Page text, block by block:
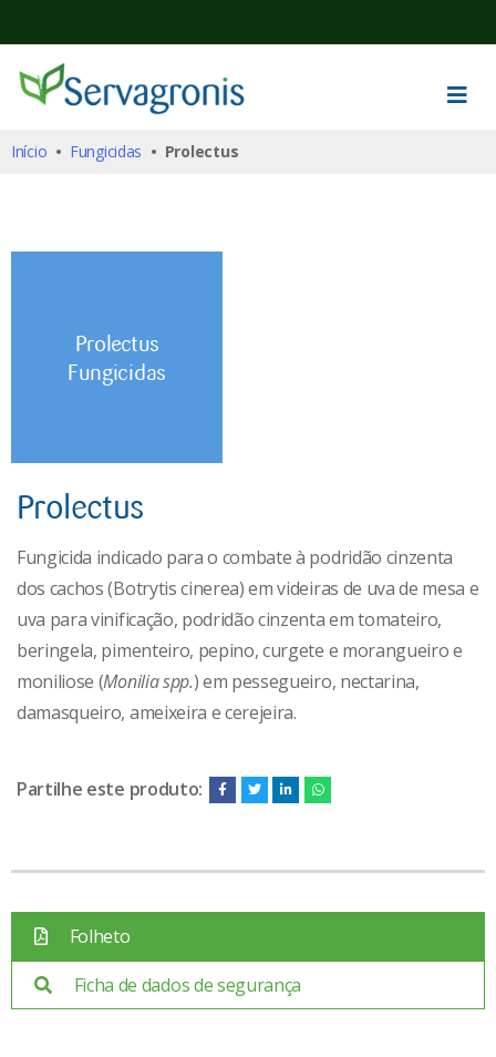
Início • Fungicidas • Prolectus
Prolectus
Fungicidas
Prolectus
Fungicida indicado para o combate à podridão cinzenta
dos cachos (Botrytis cinerea) em videiras de uva de mesa e
uva para vinificação, podridão cinzenta em tomateiro,
beringela, pimenteiro, pepino, curgete e morangueiro e
moniliose (Monilia spp.) em pessegueiro, nectarina,
damasqueiro, ameixeira e cerejeira.
Partilhe este produto:
Folheto
Ficha de dados de segurança